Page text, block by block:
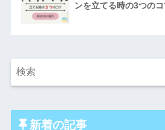
ンを立てる時の3つの
新着の記事